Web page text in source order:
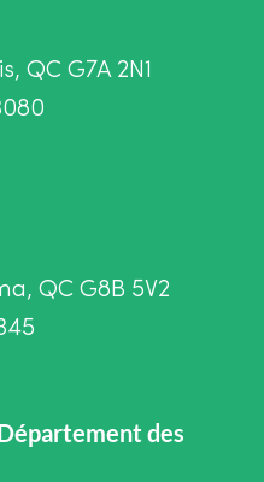
QC G7A 2N1
QC G8B 5V2
des